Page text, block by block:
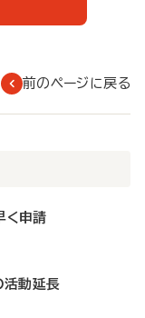
前のページに戻る
く申請
活動延長